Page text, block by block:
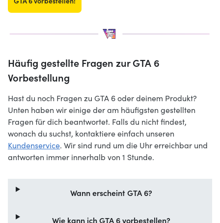
Häufig gestellte Fragen zur GTA 6
Vorbestellung
Hast du noch Fragen zu GTA 6 oder deinem Produkt?
Unten haben wir einige der am häufigsten gestellten
Fragen für dich beantwortet. Falls du nicht findest,
wonach du suchst, kontaktiere einfach unseren
Kundenservice. Wir sind rund um die Uhr erreichbar und
antworten immer innerhalb von 1 Stunde.
Wann erscheint GTA 6?
Wie kann ich GTA 6 vorbestellen?